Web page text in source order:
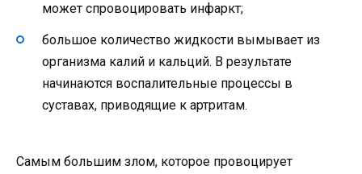
может спровоцировать инфаркт;
большое количество жидкости вымывает из
организма калий и кальций. В результате
начинаются воспалительные процессы в
суставах, приводящие к артритам.
Самым большим злом, которое провоцирует